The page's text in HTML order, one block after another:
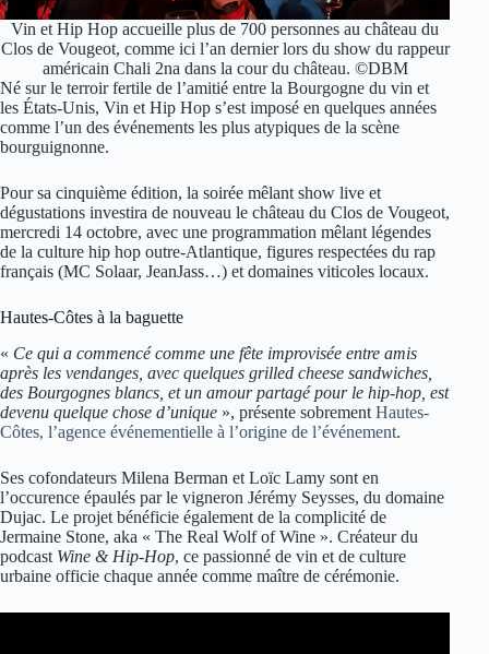
Vin et Hip Hop accueille plus de 700 personnes au château du
Clos de Vougeot, comme ici l’an dernier lors du show du rappeur
américain Chali 2na dans la cour du château. ©DBM
Né sur le terroir fertile de l’amitié entre la Bourgogne du vin et
les États-Unis, Vin et Hip Hop s’est imposé en quelques années
comme l’un des événements les plus atypiques de la scène
bourguignonne.
Pour sa cinquième édition, la soirée mêlant show live et
dégustations investira de nouveau le château du Clos de Vougeot,
mercredi 14 octobre, avec une programmation mêlant légendes
de la culture hip hop outre-Atlantique, figures respectées du rap
français (MC Solaar, JeanJass…) et domaines viticoles locaux.
Hautes-Côtes à la baguette
« Ce qui a commencé comme une fête improvisée entre amis
après les vendanges, avec quelques grilled cheese sandwiches,
des Bourgognes blancs, et un amour partagé pour le hip-hop, est
devenu quelque chose d’unique », présente sobrement Hautes-
Côtes, l’agence événementielle à l’origine de l’événement.
Ses cofondateurs Milena Berman et Loïc Lamy sont en
l’occurence épaulés par le vigneron Jérémy Seysses, du domaine
Dujac. Le projet bénéficie également de la complicité de
Jermaine Stone, aka « The Real Wolf of Wine ». Créateur du
podcast Wine & Hip-Hop, ce passionné de vin et de culture
urbaine officie chaque année comme maître de cérémonie.